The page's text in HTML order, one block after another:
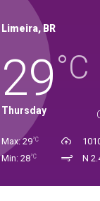
Limeira, BR
29°C
Thursday
Max: 29°C
Min: 28°C
N